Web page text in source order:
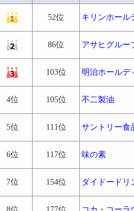
52位 キリンホール
86位 アサヒグルー
103位 明治ホールデ
4位 105位 不二製油
5位 111位 サントリー食
6位 117位 味の素
7位 154位 ダイドードリ